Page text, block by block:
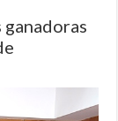
ganadoras